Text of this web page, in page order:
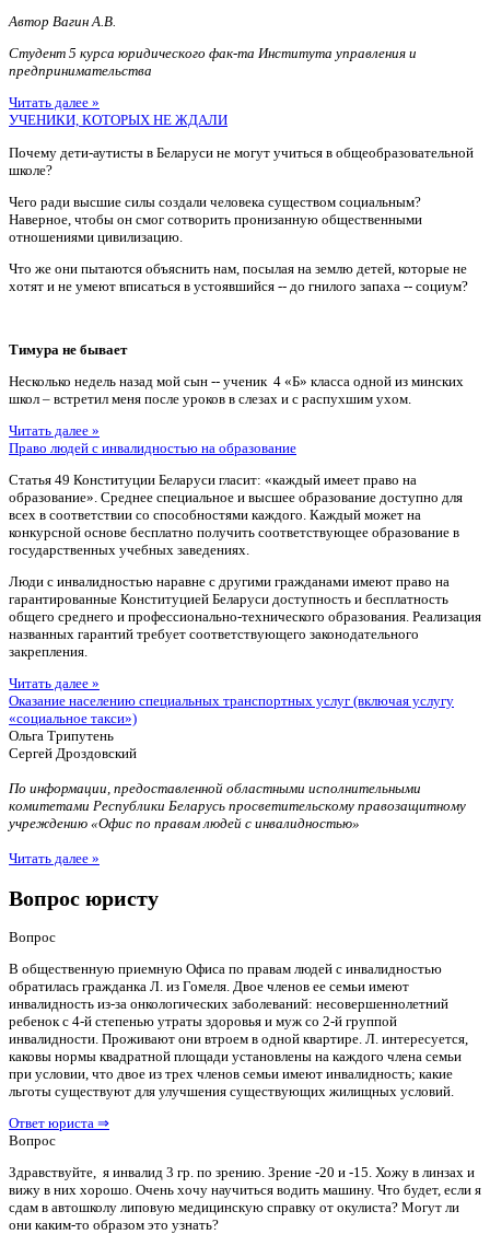
Автор Вагин А.В.
Студент 5 курса юридического фак-та Института управления и
предпринимательства
Читать далее »
УЧЕНИКИ, КОТОРЫХ НЕ ЖДАЛИ
Почему дети-аутисты в Беларуси не могут учиться в общеобразовательной
школе?
Чего ради высшие силы создали человека существом социальным?
Наверное, чтобы он смог сотворить пронизанную общественными
отношениями цивилизацию.
Что же они пытаются объяснить нам, посылая на землю детей, которые не
хотят и не умеют вписаться в устоявшийся -- до гнилого запаха -- социум?
Тимура не бывает
Несколько недель назад мой сын -- ученик 4 «Б» класса одной из минских
школ – встретил меня после уроков в слезах и с распухшим ухом.
Читать далее »
Право людей с инвалидностью на образование
Статья 49 Конституции Беларуси гласит: «каждый имеет право на
образование». Среднее специальное и высшее образование доступно для
всех в соответствии со способностями каждого. Каждый может на
конкурсной основе бесплатно получить соответствующее образование в
государственных учебных заведениях.
Люди с инвалидностью наравне с другими гражданами имеют право на
гарантированные Конституцией Беларуси доступность и бесплатность
общего среднего и профессионально-технического образования. Реализация
названных гарантий требует соответствующего законодательного
закрепления.
Читать далее »
Оказание населению специальных транспортных услуг (включая услугу
«социальное такси»)
Ольга Трипутень
Сергей Дроздовский
По информации, предоставленной областными исполнительными
комитетами Республики Беларусь просветительскому правозащитному
учреждению «Офис по правам людей с инвалидностью»
Читать далее »
Вопрос юристу
Вопрос
В общественную приемную Офиса по правам людей с инвалидностью
обратилась гражданка Л. из Гомеля. Двое членов ее семьи имеют
инвалидность из-за онкологических заболеваний: несовершеннолетний
ребенок с 4-й степенью утраты здоровья и муж со 2-й группой
инвалидности. Проживают они втроем в одной квартире. Л. интересуется,
каковы нормы квадратной площади установлены на каждого члена семьи
при условии, что двое из трех членов семьи имеют инвалидность; какие
льготы существуют для улучшения существующих жилищных условий.
Ответ юриста ⇒
Вопрос
Здравствуйте, я инвалид 3 гр. по зрению. Зрение -20 и -15. Хожу в линзах и
вижу в них хорошо. Очень хочу научиться водить машину. Что будет, если я
сдам в автошколу липовую медицинскую справку от окулиста? Могут ли
они каким-то образом это узнать?